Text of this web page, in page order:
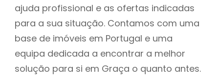
ajuda profissional e as ofertas indicadas
para a sua situação. Contamos com uma
base de imóveis em Portugal e uma
equipa dedicada a encontrar a melhor
solução para si em Graça o quanto antes.